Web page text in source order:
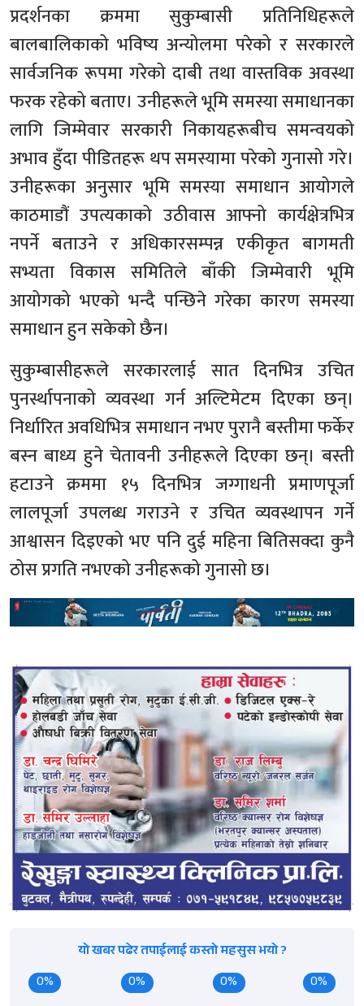
प्रदर्शनका क्रममा सुकुम्बासी प्रतिनिधिहरूले
बालबालिकाको भविष्य अन्योलमा परेको र सरकारले
सार्वजनिक रूपमा गरेको दाबी तथा वास्तविक अवस्था
फरक रहेको बताए। उनीहरूले भूमि समस्या समाधानका
लागि जिम्मेवार सरकारी निकायहरूबीच समन्वयको
अभाव हुँदा पीडितहरू थप समस्यामा परेको गुनासो गरे।
उनीहरूका अनुसार भूमि समस्या समाधान आयोगले
काठमाडौं उपत्यकाको उठीवास आफ्नो कार्यक्षेत्रभित्र
नपर्ने बताउने र अधिकारसम्पन्न एकीकृत बागमती
सभ्यता विकास समितिले बाँकी जिम्मेवारी भूमि
आयोगको भएको भन्दै पन्छिने गरेका कारण समस्या
समाधान हुन सकेको छैन।
सुकुम्बासीहरूले सरकारलाई सात दिनभित्र उचित
पुनर्स्थापनाको व्यवस्था गर्न अल्टिमेटम दिएका छन्।
निर्धारित अवधिभित्र समाधान नभए पुरानै बस्तीमा फर्केर
बस्न बाध्य हुने चेतावनी उनीहरूले दिएका छन्। बस्ती
हटाउने क्रममा १५ दिनभित्र जग्गाधनी प्रमाणपूर्जा
लालपूर्जा उपलब्ध गराउने र उचित व्यवस्थापन गर्ने
आश्वासन दिइएको भए पनि दुई महिना बितिसक्दा कुनै
ठोस प्रगति नभएको उनीहरूको गुनासो छ।
यो खबर पढेर तपाईलाई कस्तो महसुस भयो ?
0%
0% 0% 0%